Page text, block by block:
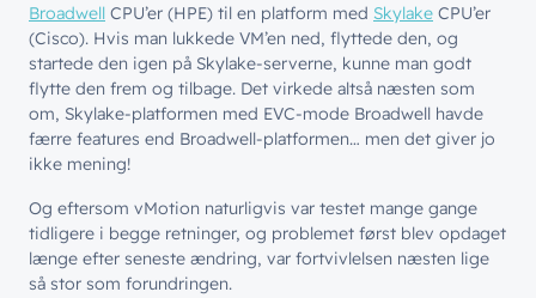
Broadwell CPU’er (HPE) til en platform med Skylake CPU’er
(Cisco). Hvis man lukkede VM’en ned, flyttede den, og
startede den igen på Skylake-serverne, kunne man godt
flytte den frem og tilbage. Det virkede altså næsten som
om, Skylake-platformen med EVC-mode Broadwell havde
færre features end Broadwell-platformen… men det giver jo
ikke mening!
Og eftersom vMotion naturligvis var testet mange gange
tidligere i begge retninger, og problemet først blev opdaget
længe efter seneste ændring, var fortvivlelsen næsten lige
så stor som forundringen.